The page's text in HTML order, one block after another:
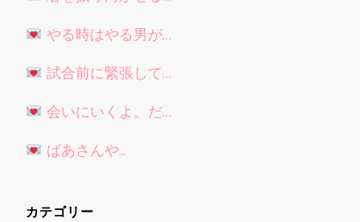
やる時はやる男が…
試合前に緊張して…
会いにいくよ。だ…
ばあさんや...
カテゴリー